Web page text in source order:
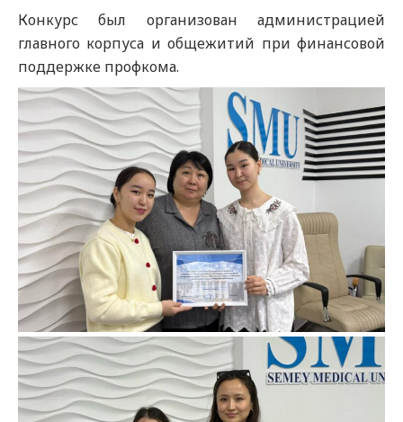
Конкурс был организован администрацией
главного корпуса и общежитий при финансовой
поддержке профкома.